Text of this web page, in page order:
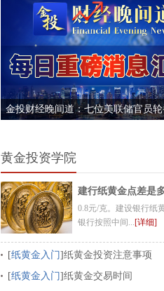
金投财经晚间道：七位美联储官员轮
黄金投资学院
建行纸黄金点差是
0.8元/克。建设银行纸
银行按照中间...[详细]
[纸黄金入门]纸黄金投资注意事项
[纸黄金入门]纸黄金交易时间